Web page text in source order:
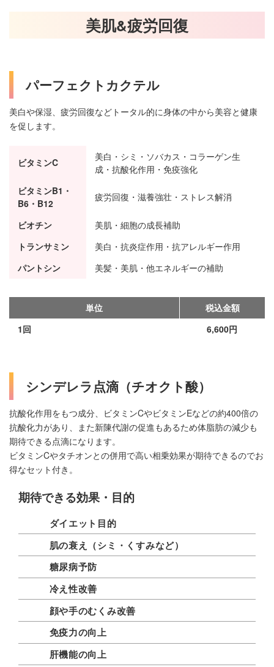
美肌&疲労回復
パーフェクトカクテル
美白や保湿、疲労回復などトータル的に身体の中から美容と健康
を促します。
ビタミンC
美白・シミ・ソバカス・コラーゲン生
成・抗酸化作用・免疫強化
ビタミンB1・
B6・B12
疲労回復・滋養強壮・ストレス解消
ビオチン
美肌・細胞の成長補助
トランサミン
美白・抗炎症作用・抗アレルギー作用
パントシン
美髪・美肌・他エネルギーの補助
単位
税込金額
1回
6,600円
シンデレラ点滴（チオクト酸）
抗酸化作用をもつ成分、ビタミンCやビタミンEなどの約400倍の
抗酸化力があり、また新陳代謝の促進もあるため体脂肪の減少も
期待できる点滴になります。
ビタミンCやタチオンとの併用で高い相乗効果が期待できるのでお
得なセット付き。
期待できる効果・目的
ダイエット目的
肌の衰え（シミ・くすみなど）
糖尿病予防
冷え性改善
顔や手のむくみ改善
免疫力の向上
肝機能の向上